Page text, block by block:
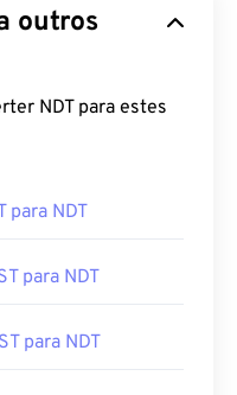
outros
NDT para estes
para NDT
para NDT
para NDT